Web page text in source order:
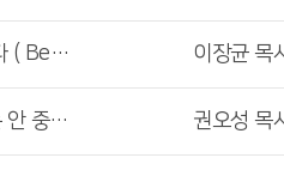
<주일2,3부예배>기뻐하며 즐거워할지어다 ( Be Glad and Rejoice ) 이장균 목
<주일1부예배>내게 중요한 것이 그에게는 안 중요할 때 ( The Clash of Values ) 권오성 목